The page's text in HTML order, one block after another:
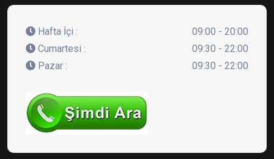
Hafta İçi :
09:00 - 20:00
Cumartesi :
09:30 - 22:00
Pazar :
09:30 - 22:00